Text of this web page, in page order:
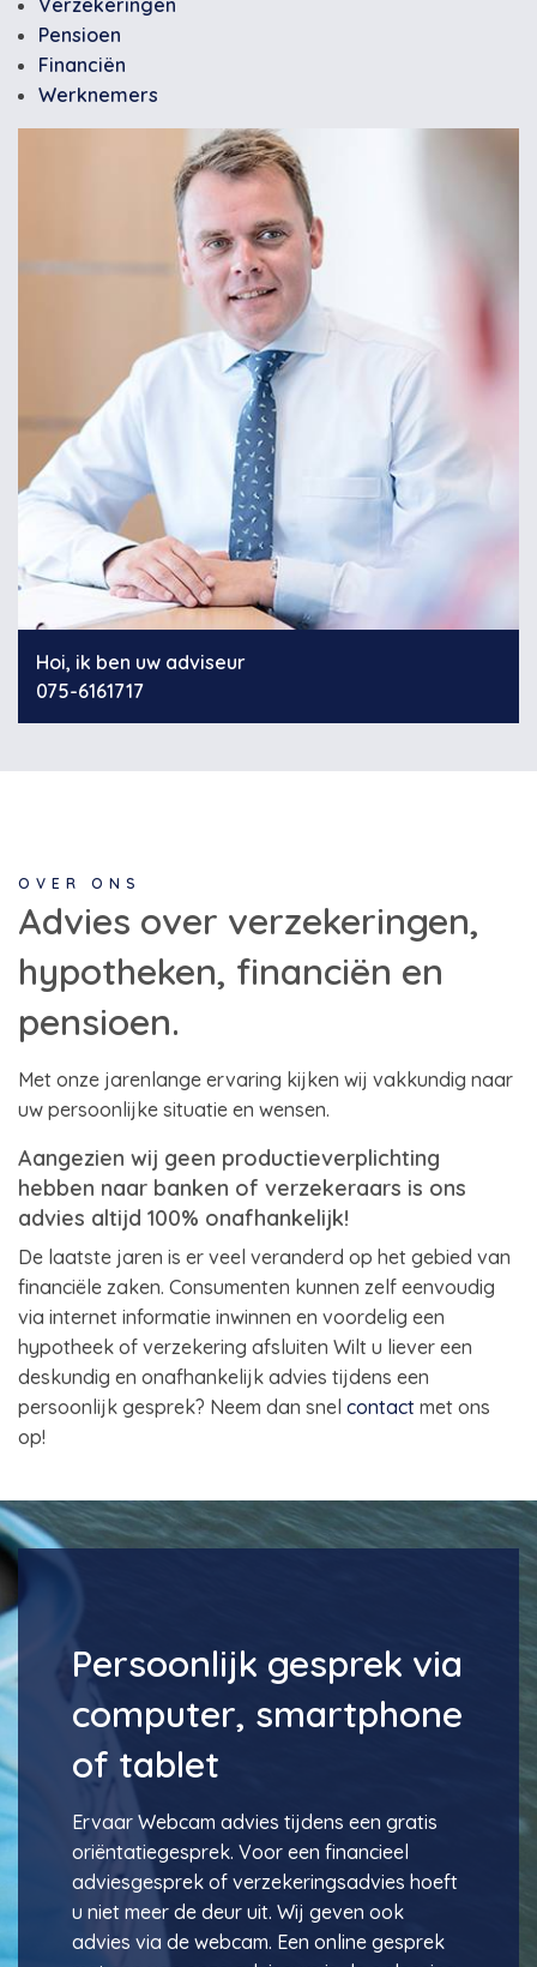
Pensioen
Financiën
Werknemers
Hoi, ik ben uw adviseur
075-6161717
OVER ONS
Advies over verzekeringen,
hypotheken, financiën en
pensioen.
Met onze jarenlange ervaring kijken wij vakkundig naar
uw persoonlijke situatie en wensen.
Aangezien wij geen productieverplichting
hebben naar banken of verzekeraars is ons
advies altijd 100% onafhankelijk!
De laatste jaren is er veel veranderd op het gebied van
financiële zaken. Consumenten kunnen zelf eenvoudig
via internet informatie inwinnen en voordelig een
hypotheek of verzekering afsluiten Wilt u liever een
deskundig en onafhankelijk advies tijdens een
persoonlijk gesprek? Neem dan snel contact met ons
op!
Persoonlijk gesprek via
computer, smartphone
of tablet
Ervaar Webcam advies tijdens een gratis
oriëntatiegesprek. Voor een financieel
adviesgesprek of verzekeringsadvies hoeft
u niet meer de deur uit. Wij geven ook
advies via de webcam. Een online gesprek